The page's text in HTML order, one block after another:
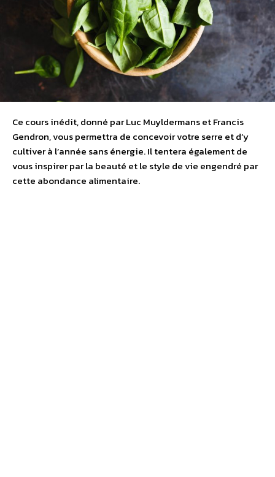
Ce cours inédit, donné par Luc Muyldermans et Francis
Gendron, vous permettra de concevoir votre serre et d’y
cultiver à l’année sans énergie. Il tentera également de
vous inspirer par la beauté et le style de vie engendré par
cette abondance alimentaire.